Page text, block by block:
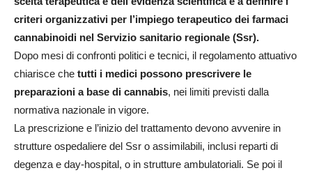
criteri organizzativi per l’impiego terapeutico dei farmaci
cannabinoidi nel Servizio sanitario regionale (Ssr).
Dopo mesi di confronti politici e tecnici, il regolamento attuativo
chiarisce che tutti i medici possono prescrivere le
preparazioni a base di cannabis, nei limiti previsti dalla
normativa nazionale in vigore.
La prescrizione e l’inizio del trattamento devono avvenire in
strutture ospedaliere del Ssr o assimilabili, inclusi reparti di
degenza e day-hospital, o in strutture ambulatoriali. Se poi il